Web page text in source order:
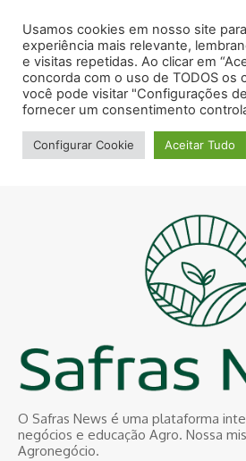
O Safras News é uma plataforma
negócios e educação Agro. Nossa
Agronegócio.